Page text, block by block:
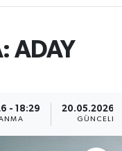
ADAY
- 18:29 20.05.2026 -